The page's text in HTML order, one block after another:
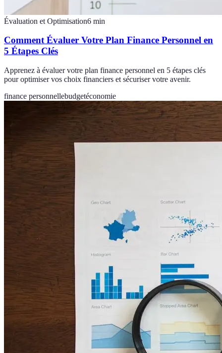
Évaluation et Optimisation6 min
Comment Évaluer Votre Plan Finance Personnel en
5 Étapes Clés
Apprenez à évaluer votre plan finance personnel en 5 étapes clés
pour optimiser vos choix financiers et sécuriser votre avenir.
finance personnellebudgetéconomie